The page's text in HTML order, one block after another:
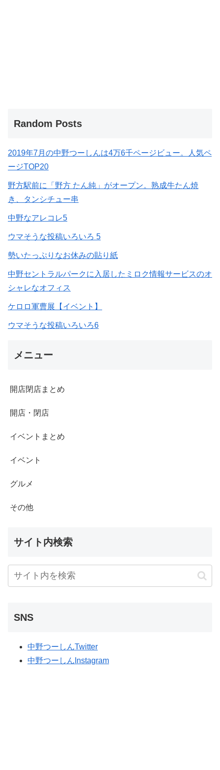
Random Posts
2019年7月の中野つーしんは4万6千ページビュー。人気ペ
ージTOP20
野方駅前に「野方 たん純」がオープン。熟成牛たん焼
き、タンシチュー串
中野なアレコレ5
ウマそうな投稿いろいろ 5
勢いたっぷりなお休みの貼り紙
中野セントラルパークに入居したミロク情報サービスのオ
シャレなオフィス
ケロロ軍曹展【イベント】
ウマそうな投稿いろいろ6
メニュー
開店閉店まとめ
開店・閉店
イベントまとめ
イベント
グルメ
その他
サイト内検索
SNS
中野つーしんTwitter
中野つーしんInstagram